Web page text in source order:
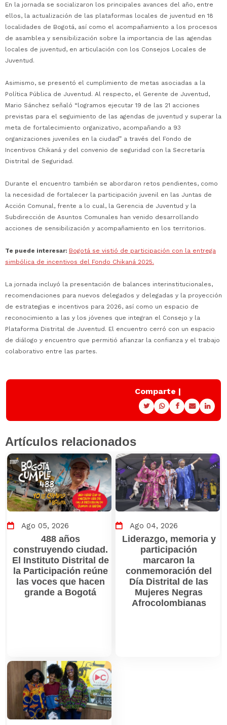
En la jornada se socializaron los principales avances del año, entre
ellos, la actualización de las plataformas locales de juventud en 18
localidades de Bogotá, así como el acompañamiento a los procesos
de asamblea y sensibilización sobre la importancia de las agendas
locales de juventud, en articulación con los Consejos Locales de
Juventud.
Asimismo, se presentó el cumplimiento de metas asociadas a la
Política Pública de Juventud. Al respecto, el Gerente de Juventud,
Mario Sánchez señaló “logramos ejecutar 19 de las 21 acciones
previstas para el seguimiento de las agendas de juventud y superar la
meta de fortalecimiento organizativo, acompañando a 93
organizaciones juveniles en la ciudad” a través del Fondo de
Incentivos Chikaná y del convenio de seguridad con la Secretaría
Distrital de Seguridad.
Durante el encuentro también se abordaron retos pendientes, como
la necesidad de fortalecer la participación juvenil en las Juntas de
Acción Comunal, frente a lo cual, la Gerencia de Juventud y la
Subdirección de Asuntos Comunales han venido desarrollando
acciones de sensibilización y acompañamiento en los territorios.
Te puede interesar: Bogotá se vistió de participación con la entrega
simbólica de incentivos del Fondo Chikaná 2025.
La jornada incluyó la presentación de balances interinstitucionales,
recomendaciones para nuevos delegados y delegadas y la proyección
de estrategias e incentivos para 2026, así como un espacio de
reconocimiento a las y los jóvenes que integran el Consejo y la
Plataforma Distrital de Juventud. El encuentro cerró con un espacio
de diálogo y encuentro que permitió afianzar la confianza y el trabajo
colaborativo entre las partes.
Comparte |
Artículos relacionados
Ago 05, 2026
488 años
construyendo ciudad.
El Instituto Distrital de
la Participación reúne
las voces que hacen
grande a Bogotá
Ago 04, 2026
Liderazgo, memoria y
participación
marcaron la
conmemoración del
Día Distrital de las
Mujeres Negras
Afrocolombianas